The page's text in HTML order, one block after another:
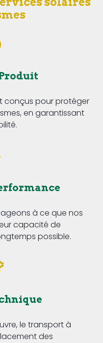
conçus pour protéger
en garantissant
à ce que nos
capacité de
possible.
le transport à
des